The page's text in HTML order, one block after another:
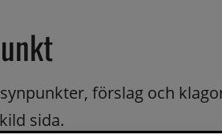
förslag och
sida.